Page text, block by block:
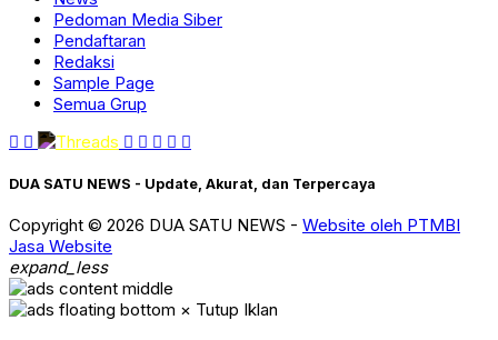
Pedoman Media Siber
Pendaftaran
Redaksi
Sample Page
Semua Grup
DUA SATU NEWS - Update, Akurat, dan Terpercaya
Copyright © 2026 DUA SATU NEWS - Website oleh PTMBI
Jasa Website
expand_less
× Tutup Iklan